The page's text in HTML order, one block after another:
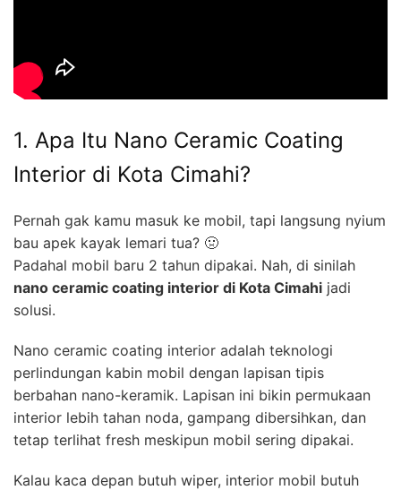
1. Apa Itu Nano Ceramic Coating
Interior di Kota Cimahi?
Pernah gak kamu masuk ke mobil, tapi langsung nyium
bau apek kayak lemari tua? 🤢
Padahal mobil baru 2 tahun dipakai. Nah, di sinilah
nano ceramic coating interior di Kota Cimahi jadi
solusi.
Nano ceramic coating interior adalah teknologi
perlindungan kabin mobil dengan lapisan tipis
berbahan nano-keramik. Lapisan ini bikin permukaan
interior lebih tahan noda, gampang dibersihkan, dan
tetap terlihat fresh meskipun mobil sering dipakai.
Kalau kaca depan butuh wiper, interior mobil butuh